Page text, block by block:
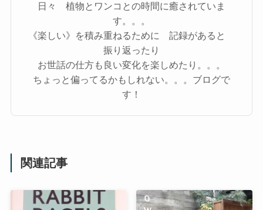
日々 植物とワンコとの時間に癒されていま
す。。。
《楽しい》を積み重ねるために 記録があると
振り返ったり
お世話の仕方も良い変化を楽しめたり。。。
ちょっと偏ってるかもしれない。。。ブログで
す！
関連記事